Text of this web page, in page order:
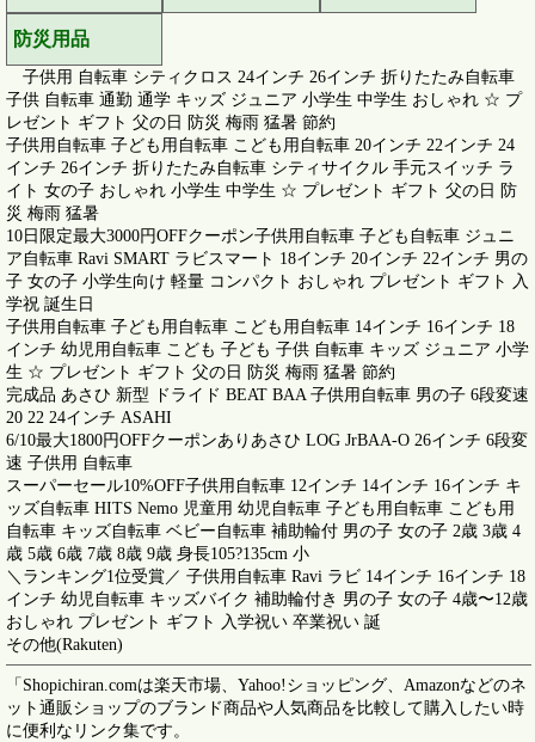
防災用品
子供用 自転車 シティクロス 24インチ 26インチ 折りたたみ自転車
子供 自転車 通勤 通学 キッズ ジュニア 小学生 中学生 おしゃれ ☆ プ
レゼント ギフト 父の日 防災 梅雨 猛暑 節約
子供用自転車 子ども用自転車 こども用自転車 20インチ 22インチ 24
インチ 26インチ 折りたたみ自転車 シティサイクル 手元スイッチ ラ
イト 女の子 おしゃれ 小学生 中学生 ☆ プレゼント ギフト 父の日 防
災 梅雨 猛暑
10日限定最大3000円OFFクーポン子供用自転車 子ども自転車 ジュニ
ア自転車 Ravi SMART ラビスマート 18インチ 20インチ 22インチ 男の
子 女の子 小学生向け 軽量 コンパクト おしゃれ プレゼント ギフト 入
学祝 誕生日
子供用自転車 子ども用自転車 こども用自転車 14インチ 16インチ 18
インチ 幼児用自転車 こども 子ども 子供 自転車 キッズ ジュニア 小学
生 ☆ プレゼント ギフト 父の日 防災 梅雨 猛暑 節約
完成品 あさひ 新型 ドライド BEAT BAA 子供用自転車 男の子 6段変速
20 22 24インチ ASAHI
6/10最大1800円OFFクーポンありあさひ LOG JrBAA-O 26インチ 6段変
速 子供用 自転車
スーパーセール10%OFF子供用自転車 12インチ 14インチ 16インチ キ
ッズ自転車 HITS Nemo 児童用 幼児自転車 子ども用自転車 こども用
自転車 キッズ自転車 ベビー自転車 補助輪付 男の子 女の子 2歳 3歳 4
歳 5歳 6歳 7歳 8歳 9歳 身長105?135cm 小
＼ランキング1位受賞／ 子供用自転車 Ravi ラビ 14インチ 16インチ 18
インチ 幼児自転車 キッズバイク 補助輪付き 男の子 女の子 4歳〜12歳
おしゃれ プレゼント ギフト 入学祝い 卒業祝い 誕
その他(Rakuten)
「Shopichiran.comは楽天市場、Yahoo!ショッピング、Amazonなどのネ
ット通販ショップのブランド商品や人気商品を比較して購入したい時
に便利なリンク集です。